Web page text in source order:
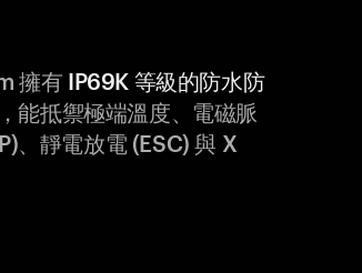
擁有 IP69K 等級的防水防
能抵禦極端溫度、電磁脈
、靜電放電 (ESC) 與 X